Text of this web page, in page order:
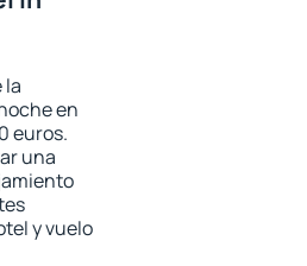
la
en
euros.
una
y vuelo